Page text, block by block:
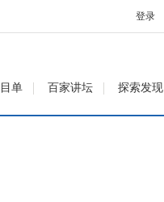
登录
单 百家讲坛 探索发现